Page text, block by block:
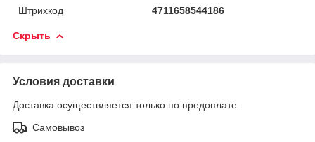
Штрихкод
4711658544186
Скрыть
Условия доставки
Доставка осуществляется только по предоплате.
Самовывоз